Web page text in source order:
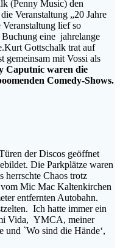
(Penny Music) den
Veranstaltung „20 Jahre
lief so
Buchung eine jahrelange
Gottschalk trat auf
gemeinsam mit Vossi als
Caputnic waren die
Comedy-Shows.
der Discos geöffnet
Die Parkplätze waren
herrschte Chaos trotz
Mic Mac Kaltenkirchen
entfernten Autobahn.
Ich hatte immer ein
Vida, YMCA, meiner
und `Wo sind die Hände‘,